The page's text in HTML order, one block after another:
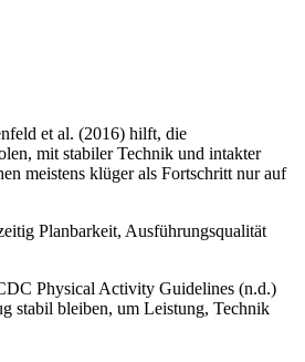
et al. (2016) hilft, die
mit stabiler Technik und intakter
meistens klüger als Fortschritt nur auf
Planbarkeit, Ausführungsqualität
Physical Activity Guidelines (n.d.)
stabil bleiben, um Leistung, Technik